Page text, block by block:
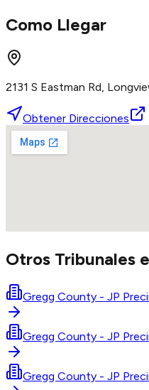
Como Llegar
2131 S Eastman Rd,
Obtener Direcciones
Otros Tribunales
Gregg County - JP
Gregg County - JP
Gregg County - JP